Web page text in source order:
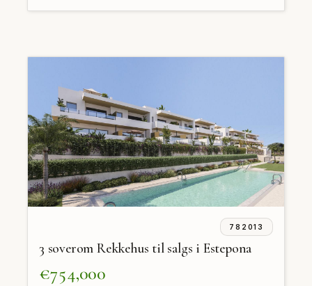
782013
3 soverom Rekkehus til salgs i Estepona
€754,000